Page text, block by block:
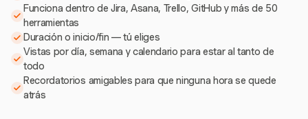
Funciona dentro de Jira, Asana, Trello, GitHub y más de 50
herramientas
Duración o inicio/fin — tú eliges
Vistas por día, semana y calendario para estar al tanto de
todo
Recordatorios amigables para que ninguna hora se quede
atrás